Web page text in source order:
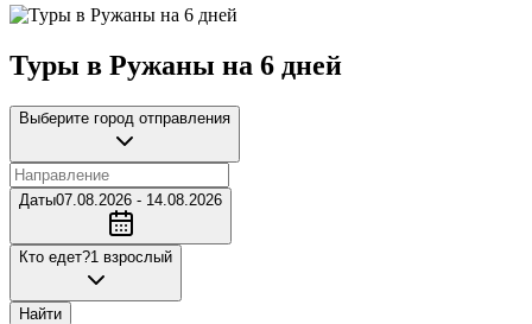
Туры в Ружаны на 6 дней
Выберите город отправления
Даты07.08.2026 - 14.08.2026
Кто едет?1 взрослый
Найти